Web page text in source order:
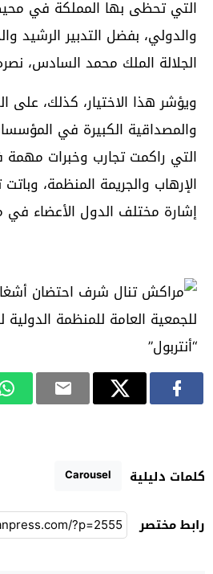
التي تحظى بها المملكة في
والدولي، بفضل التدبير الرشيد
الجلالة الملك محمد السادس،
ويؤشر هذا الاختيار، كذلك، على
والمصداقية الكبيرة في
التي راكمت تجارب وخبرات
الإرهاب والجريمة المنظمة،
إشارة مختلف الدول الأعضاء في
كلمات دليلية Carousel
رابط مختصر